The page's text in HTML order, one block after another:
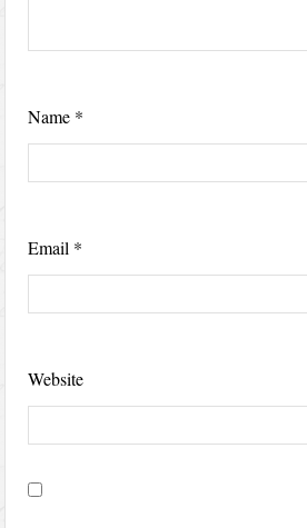
Name *
Email *
Website